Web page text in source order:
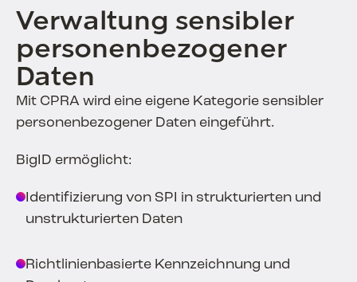
Verwaltung sensibler
personenbezogener
Daten
Mit CPRA wird eine eigene Kategorie sensibler
personenbezogener Daten eingeführt.
BigID ermöglicht:
Identifizierung von SPI in strukturierten und
unstrukturierten Daten
Richtlinienbasierte Kennzeichnung und